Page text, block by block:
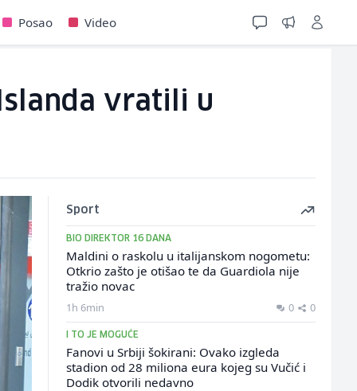
Posao Video
vratili u
Sport
BIO DIREKTOR 16 DANA
Maldini o raskolu u italijanskom nogometu:
Otkrio zašto je otišao te da Guardiola nije
tražio novac
1h 6min 0 0
I TO JE MOGUĆE
Fanovi u Srbiji šokirani: Ovako izgleda
stadion od 28 miliona eura kojeg su Vučić i
Dodik otvorili nedavno